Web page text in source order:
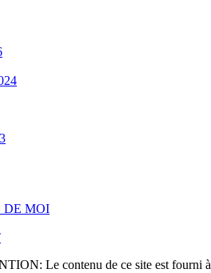
DE MOI
Le contenu de ce site est fourni à